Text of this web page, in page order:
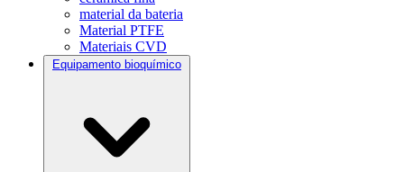
material da bateria
Material PTFE
Materiais CVD
Equipamento bioquímico